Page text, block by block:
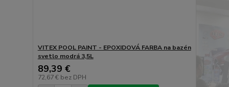
VITEX POOL PAINT - EPOXIDOVÁ FARBA na bazén
svetlo modrá 3,5L
89,39 €
72,67 € bez DPH